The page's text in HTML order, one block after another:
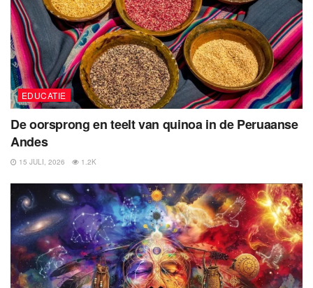
EDUCATIE
De oorsprong en teelt van quinoa in de Peruaanse
Andes
15 JULI, 2026 1.2K